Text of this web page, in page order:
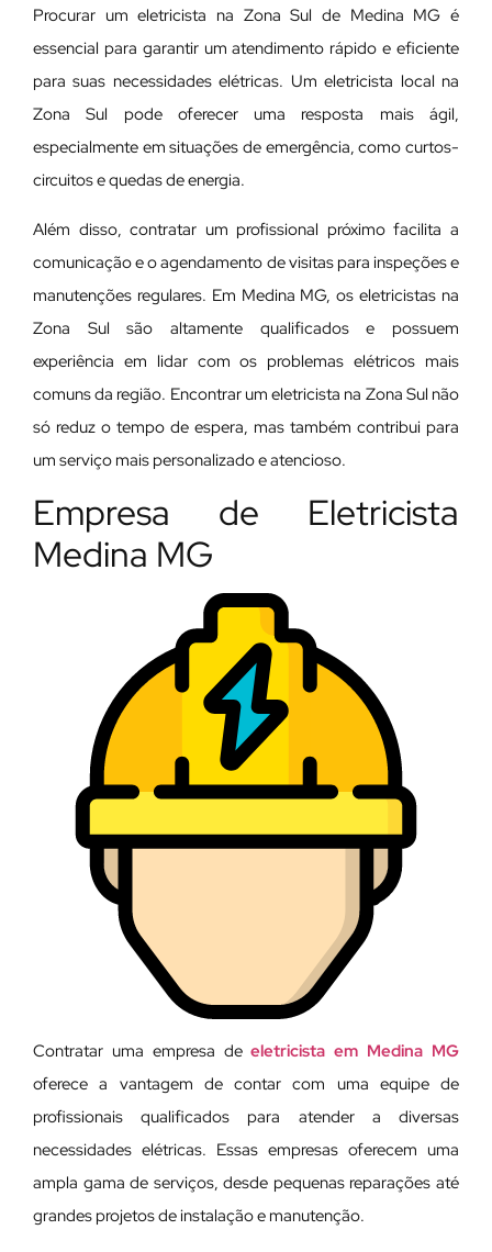
Procurar um eletricista na Zona Sul de Medina MG é
essencial para garantir um atendimento rápido e eficiente
para suas necessidades elétricas. Um eletricista local na
Zona Sul pode oferecer uma resposta mais ágil,
especialmente em situações de emergência, como curtos-
circuitos e quedas de energia.
Além disso, contratar um profissional próximo facilita a
comunicação e o agendamento de visitas para inspeções e
manutenções regulares. Em Medina MG, os eletricistas na
Zona Sul são altamente qualificados e possuem
experiência em lidar com os problemas elétricos mais
comuns da região. Encontrar um eletricista na Zona Sul não
só reduz o tempo de espera, mas também contribui para
um serviço mais personalizado e atencioso.
Empresa de Eletricista
Medina MG
Contratar uma empresa deeletricista em Medina MG
oferece a vantagem de contar com uma equipe de
profissionais qualificados para atender a diversas
necessidades elétricas. Essas empresas oferecem uma
ampla gama de serviços, desde pequenas reparações até
grandes projetos de instalação e manutenção.